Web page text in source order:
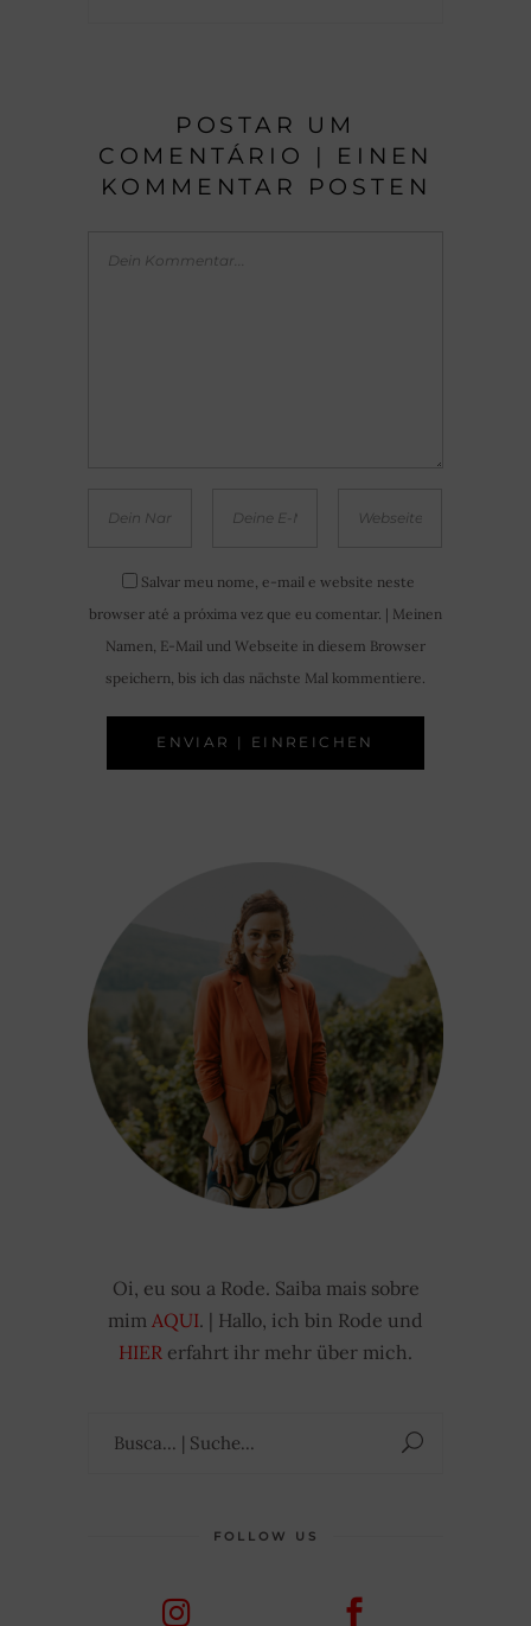
POSTAR UM
COMENTÁRIO | EINEN
KOMMENTAR POSTEN
Salvar meu nome, e-mail e website neste
browser até a próxima vez que eu comentar. | Meinen
Namen, E-Mail und Webseite in diesem Browser
speichern, bis ich das nächste Mal kommentiere.
Oi, eu sou a Rode. Saiba mais sobre
mim AQUI. | Hallo, ich bin Rode und
HIER erfahrt ihr mehr über mich.
FOLLOW US